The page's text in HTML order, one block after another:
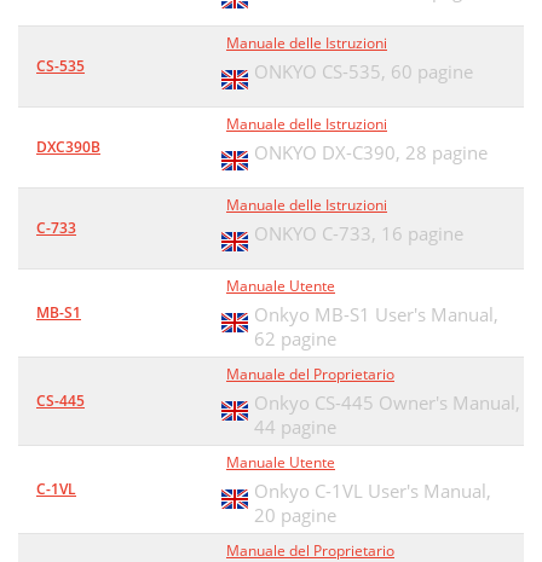
CS-535
Manuale delle Istruzioni
ONKYO CS-535, 60 pagine
DXC390B
Manuale delle Istruzioni
ONKYO DX-C390, 28 pagine
C-733
Manuale delle Istruzioni
ONKYO C-733, 16 pagine
MB-S1
Manuale Utente
Onkyo MB-S1 User's Manual,
62 pagine
CS-445
Manuale del Proprietario
Onkyo CS-445 Owner's Manual,
44 pagine
C-1VL
Manuale Utente
Onkyo C-1VL User's Manual,
20 pagine
Manuale del Proprietario